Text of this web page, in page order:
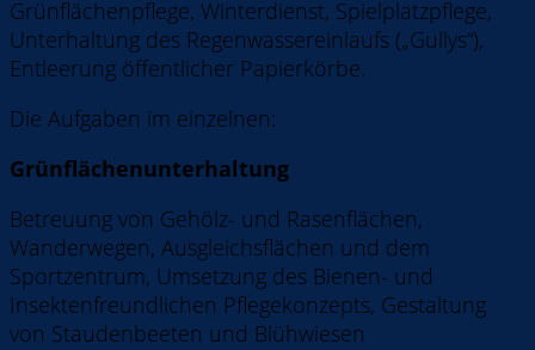
Grünflächenpflege, Winterdienst, Spielplatzpflege,
Unterhaltung des Regenwassereinlaufs („Gullys“),
Entleerung öffentlicher Papierkörbe.
Die Aufgaben im einzelnen:
Grünflächenunterhaltung
Betreuung von Gehölz- und Rasenflächen,
Wanderwegen, Ausgleichsflächen und dem
Sportzentrum, Umsetzung des Bienen- und
Insektenfreundlichen Pflegekonzepts, Gestaltung
von Staudenbeeten und Blühwiesen